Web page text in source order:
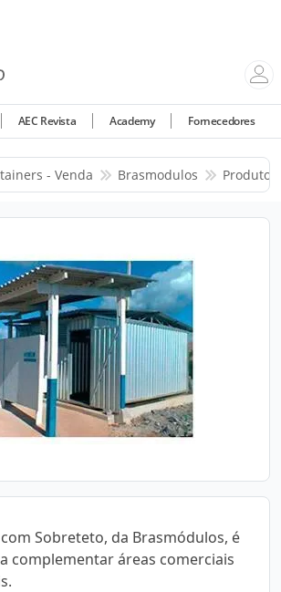
AEC Revista Academy Fornecedores
- Venda Brasmodulos Produtos
Sobreteto, da Brasmódulos, é
complementar áreas comerciais